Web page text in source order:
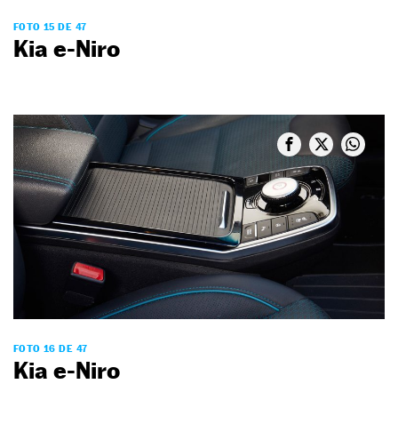
FOTO 15 DE 47
Kia e-Niro
FOTO 16 DE 47
Kia e-Niro